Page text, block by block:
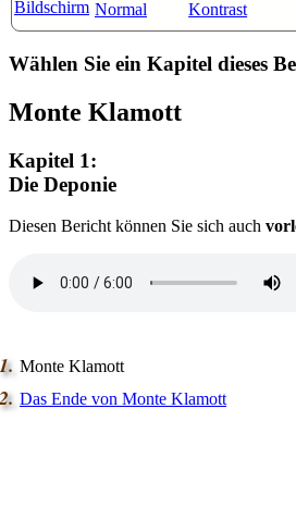
Wählen Sie ein Kapitel dieses
Monte Klamott
Kapitel 1:
Die Deponie
Diesen Bericht können Sie sich auch
Monte Klamott
Das Ende von Monte Klamott